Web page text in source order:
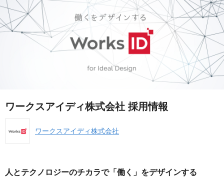
ワークスアイディ株式会社 採用情報
ワークスアイディ株式会社
人とテクノロジーのチカラで「働く」をデザインする